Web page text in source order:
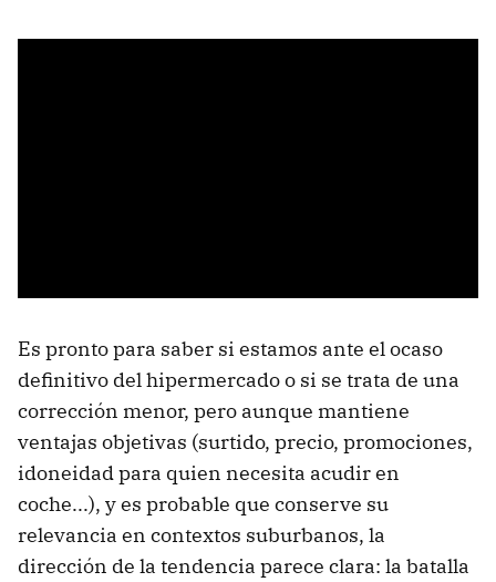
Es pronto para saber si estamos ante el ocaso
definitivo del hipermercado o si se trata de una
corrección menor, pero aunque mantiene
ventajas objetivas (surtido, precio, promociones,
idoneidad para quien necesita acudir en
coche...), y es probable que conserve su
relevancia en contextos suburbanos, la
dirección de la tendencia parece clara: la batalla